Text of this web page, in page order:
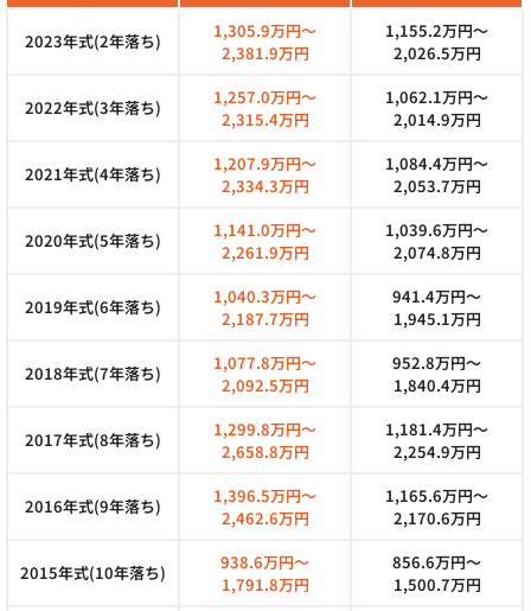
2023年式(2年落ち)
1,305.9万円～
2,381.9万円
1,155.2万円～
2,026.5万円
2022年式(3年落ち)
1,257.0万円～
2,315.4万円
1,062.1万円～
2,014.9万円
2021年式(4年落ち)
1,207.9万円～
2,334.3万円
1,084.4万円～
2,053.7万円
2020年式(5年落ち)
1,141.0万円～
2,261.9万円
1,039.6万円～
2,074.8万円
2019年式(6年落ち)
1,040.3万円～
2,187.7万円
941.4万円～
1,945.1万円
2018年式(7年落ち)
1,077.8万円～
2,092.5万円
952.8万円～
1,840.4万円
2017年式(8年落ち)
1,299.8万円～
2,658.8万円
1,181.4万円～
2,254.9万円
2016年式(9年落ち)
1,396.5万円～
2,462.6万円
1,165.6万円～
2,170.6万円
2015年式(10年落ち)
938.6万円～
1,791.8万円
856.6万円～
1,500.7万円